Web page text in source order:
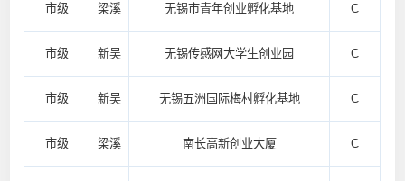
市级 梁溪 无锡市青年创业孵化基地 C
市级 新吴 无锡传感网大学生创业园 C
市级 新吴 无锡五洲国际梅村孵化基地 C
市级 梁溪 南长高新创业大厦 C